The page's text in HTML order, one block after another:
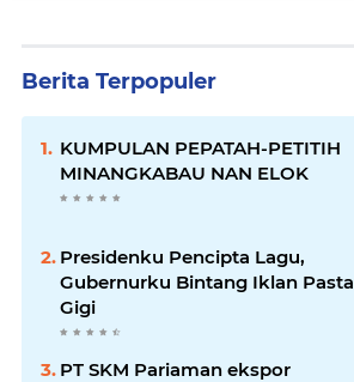
Berita Terpopuler
KUMPULAN PEPATAH-PETITIH
MINANGKABAU NAN ELOK
Presidenku Pencipta Lagu,
Gubernurku Bintang Iklan Pasta
Gigi
PT SKM Pariaman ekspor